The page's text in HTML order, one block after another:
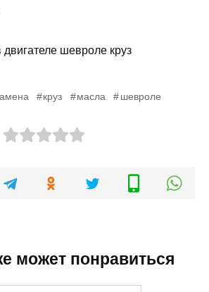
круз масла шевроле
может понравиться